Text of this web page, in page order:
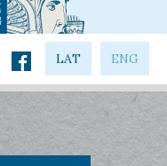
LAT ENG